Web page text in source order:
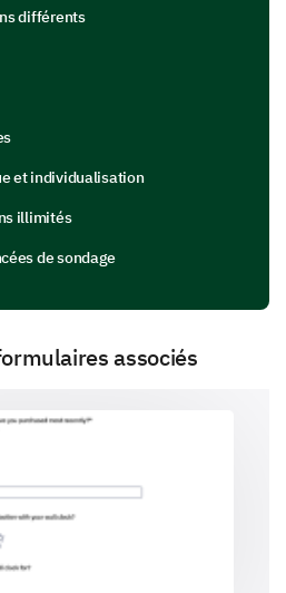
on the following
and facilities.
Yes Uncertain
play a pivotal role in
review these aspects.
need improvement in
différents
et individualisation
illimités
de sondage
associés